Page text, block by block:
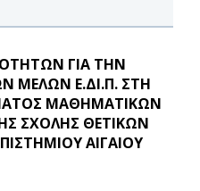
ΓΙΑ ΤΗΝ
ΜΕΛΩΝ Ε.ΔΙ.Π. ΣΤΗ
ΜΑΘΗΜΑΤΙΚΩΝ
ΣΧΟΛΗΣ ΘΕΤΙΚΩΝ
ΑΙΓΑΙΟΥ